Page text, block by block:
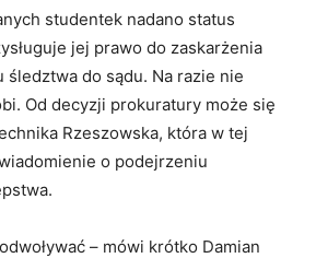
studentek nadano status
jej prawo do zaskarżenia
do sądu. Na razie nie
Od decyzji prokuratury może się
Rzeszowska, która w tej
o podejrzeniu
– mówi krótko Damian